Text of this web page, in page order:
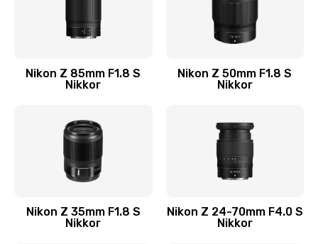
Nikon Z 85mm F1.8 S
Nikkor
Nikon Z 50mm F1.8 S
Nikkor
Nikon Z 35mm F1.8 S
Nikkor
Nikon Z 24-70mm F4.0 S
Nikkor